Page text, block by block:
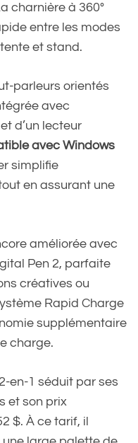
charnière à 360°
entre les modes
et stand.
parleurs orientés
avec
d’un lecteur
avec Windows
simplifie
en assurant une
améliorée avec
Pen 2, parfaite
créatives ou
Rapid Charge
supplémentaire
charge.
en-1 séduit par ses
et son prix
$. À ce tarif, il